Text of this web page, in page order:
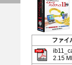
ファイ
2.15